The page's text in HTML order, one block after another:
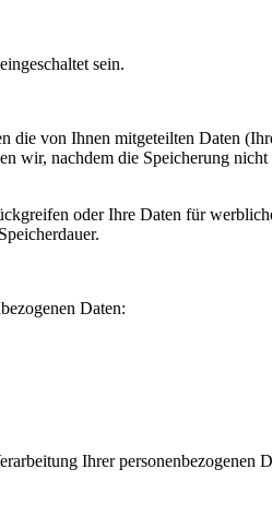
sein.
von Ihnen mitgeteilten Daten
wir, nachdem die Speicherung
oder Ihre Daten für
Daten:
Ihrer personenbezogenen